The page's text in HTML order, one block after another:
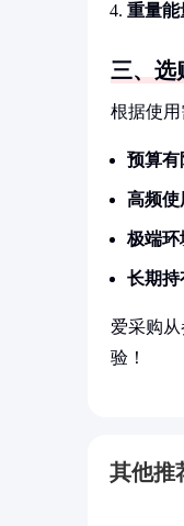
重量能
三、选
根据使用
预算有
高频使
极端环
长期持
爱采购
验！
其他推